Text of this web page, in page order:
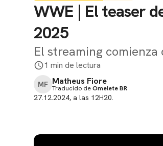
WWE | El teaser
2025
El streaming
1 min de lectura
MF Matheus Fiore
Traducido deOmelete BR
27.12.2024, a las 12H20.